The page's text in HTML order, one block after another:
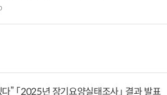
” 「2025년 장기요양실태조사」 결과 발표